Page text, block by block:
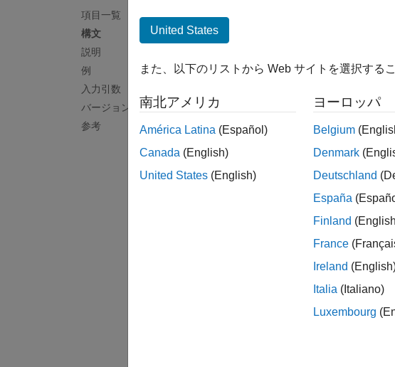
項目一覧
構文
説明
例
入力引数
バージョン履歴
参考
関連付けられている
ポートします。
ポートします。
United States
また、以下のリストから Web サイトを選択する
南北アメリカ
América Latina (Español)
Canada (English)
United States (English)
ヨーロッパ
Belgium
Denmark
Deutschland
España
Finland
France
Ireland
Italia (Italiano)
Luxembourg